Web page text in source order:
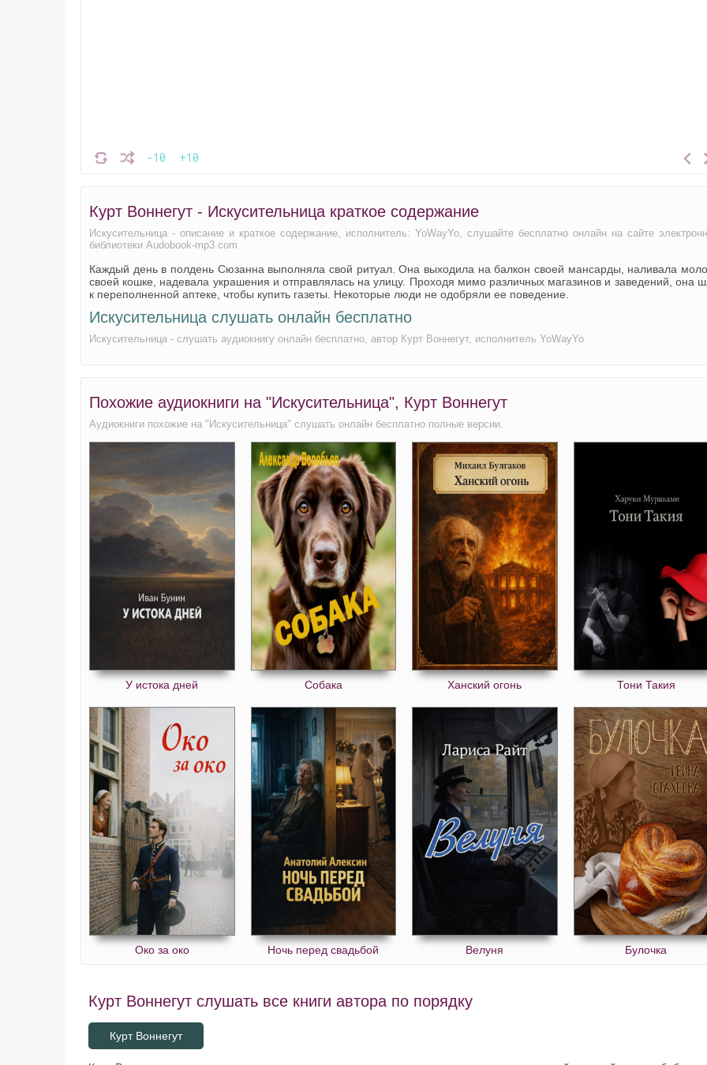
-10 +10
Курт Воннегут - Искусительница краткое содержание
Искусительница - описание и краткое содержание, исполнитель: YoWayYo, слушайте бесплатно онлайн на сайте
библиотеки Audobook-mp3.com
Каждый день в полдень Сюзанна выполняла свой ритуал. Она выходила на балкон своей мансарды, наливала
своей кошке, надевала украшения и отправлялась на улицу. Проходя мимо различных магазинов и заведений, она
к переполненной аптеке, чтобы купить газеты. Некоторые люди не одобряли ее поведение.
Искусительница слушать онлайн бесплатно
Искусительница - слушать аудиокнигу онлайн бесплатно, автор Курт Воннегут, исполнитель YoWayYo
Похожие аудиокниги на "Искусительница", Курт Воннегут
Аудиокниги похожие на "Искусительница" слушать онлайн бесплатно полные версии.
У истока дней Собака Ханский огонь Тони Такия
Око за око Ночь перед свадьбой Велуня Булочка
Курт Воннегут слушать все книги автора по порядку
Курт Воннегут